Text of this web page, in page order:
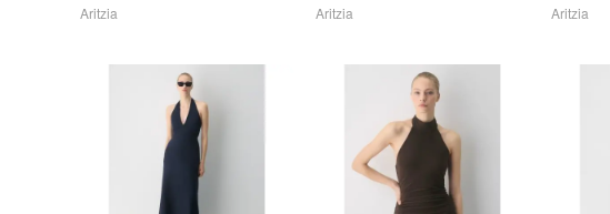
Aritzia Aritzia Aritzia